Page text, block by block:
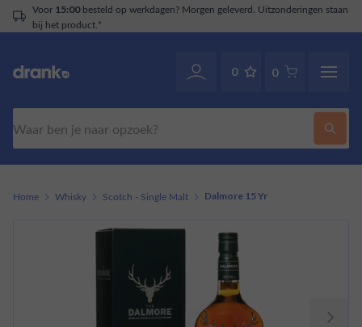
Voor 15:00besteld op werkdagen? Morgen geleverd. Uitzonderingen staan
bij het product.*
0 0
Home Whisky Scotch - Single Malt Dalmore 15 Yr